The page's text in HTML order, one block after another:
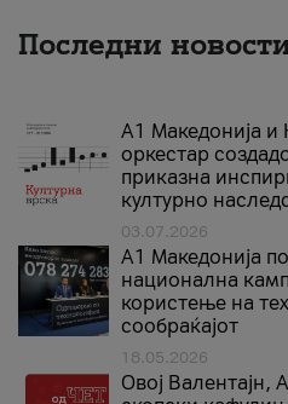
Последни
А1 Македонија и
оркестар
приказна
културно
03.07.2026
A1 Македонија
национална
користење на
сообраќајот
18.05.2026
Овој Валентајн,